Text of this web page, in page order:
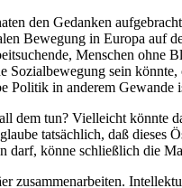
den Gedanken
Bewegung in Europa auf
Menschen ohne
Sozialbewegung sein
Politik in anderem
dem tun? Vielleicht könnte
tatsächlich, daß dieses
darf, könne schließlich die
zusammenarbeiten.